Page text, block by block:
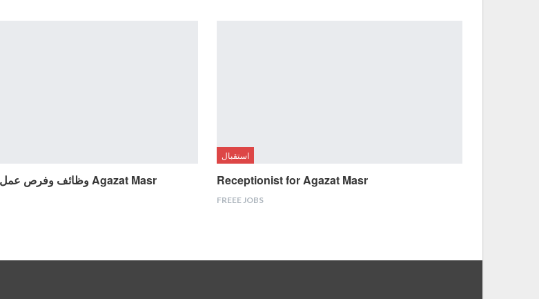
وظائف وفرص عمل فى شركة Agazat Masr
استقبال
Receptionist for Agazat Masr
FREEE JOBS